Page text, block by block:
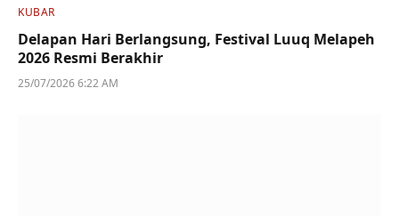
KUBAR
Delapan Hari Berlangsung, Festival Luuq Melapeh
2026 Resmi Berakhir
25/07/2026 6:22 AM